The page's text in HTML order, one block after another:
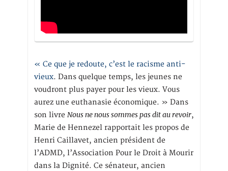
« Ce que je redoute, c’est le racisme anti-
vieux. Dans quelque temps, les jeunes ne
voudront plus payer pour les vieux. Vous
aurez une euthanasie économique. » Dans
son livre Nous ne nous sommes pas dit au revoir,
Marie de Hennezel rapportait les propos de
Henri Caillavet, ancien président de
l’ADMD, l’Association Pour le Droit à Mourir
dans la Dignité. Ce sénateur, ancien